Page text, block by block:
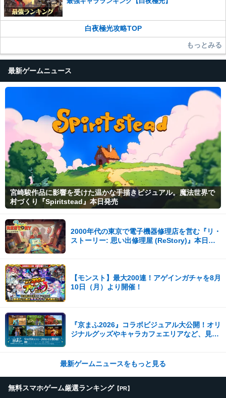
※一度削除したコメントは復元ができませんのでご注意くだ
さい。
また、過度な利用規約の違反や、弊社に損害の及ぶ内容の書き込みがあ
った場合は、法的措置をとらせていただく場合もございますので、あら
白夜極光攻略TOP
もっとみる
最新ゲームニュース
宮崎駿作品に影響を受けた温かな手描きビジュアル。魔法世界で
村づくり『Spiritstead』本日発売
2000年代の東京で電子機器修理店を営む『リ・
ストーリー: 思い出修理屋 (ReStory)』本日
【モンスト】最大200連！アゲインガチャを8月
10日（月）より開催！
『京まふ2026』コラボビジュアル大公開！オリ
ジナルグッズやキャラカフェエリアなど、見ど
最新ゲームニュースをもっと見る
無料スマホゲーム厳選ランキング 【PR】